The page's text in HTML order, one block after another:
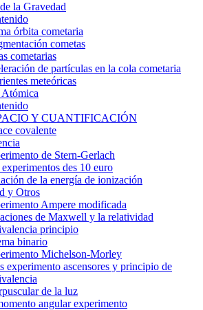
la Gravedad
órbita cometaria
cometas
cometarias
de partículas en la cola cometaria
meteóricas
Atómica
Y CUANTIFICACIÓN
covalente
de Stern-Gerlach
des 10 euro
de la energía de ionización
y Otros
Ampere modificada
de Maxwell y la relatividad
principio
binario
Michelson-Morley
experimento ascensores y principio de
de la luz
angular experimento